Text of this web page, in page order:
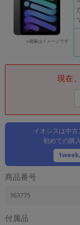
※画像はイメージです
現在
イオシスは中
初めての購
1week
商品番号
363775
付属品
フリーワード
除外ワード
人気の検索ワード： Let's note
「スマートフォン」「タブレット
メーカー
製造、販売メーカーの絞り込み
機能・特徴
商品の搭載機能による絞り込み